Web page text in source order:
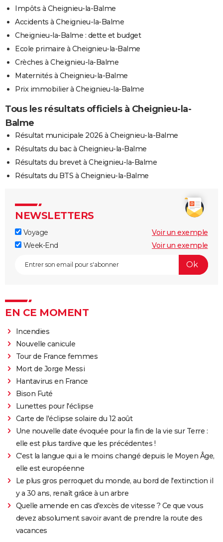
Impôts à Cheignieu-la-Balme
Accidents à Cheignieu-la-Balme
Cheignieu-la-Balme : dette et budget
Ecole primaire à Cheignieu-la-Balme
Crèches à Cheignieu-la-Balme
Maternités à Cheignieu-la-Balme
Prix immobilier à Cheignieu-la-Balme
Tous les résultats officiels à Cheignieu-la-
Balme
Résultat municipale 2026 à Cheignieu-la-Balme
Résultats du bac à Cheignieu-la-Balme
Résultats du brevet à Cheignieu-la-Balme
Résultats du BTS à Cheignieu-la-Balme
NEWSLETTERS
Voyage
Voir un exemple
Week-End
Voir un exemple
EN CE MOMENT
Incendies
Nouvelle canicule
Tour de France femmes
Mort de Jorge Messi
Hantavirus en France
Bison Futé
Lunettes pour l'éclipse
Carte de l'éclipse solaire du 12 août
Une nouvelle date évoquée pour la fin de la vie sur Terre :
elle est plus tardive que les précédentes !
C'est la langue qui a le moins changé depuis le Moyen Âge,
elle est européenne
Le plus gros perroquet du monde, au bord de l'extinction il
y a 30 ans, renaît grâce à un arbre
Quelle amende en cas d'excès de vitesse ? Ce que vous
devez absolument savoir avant de prendre la route des
vacances